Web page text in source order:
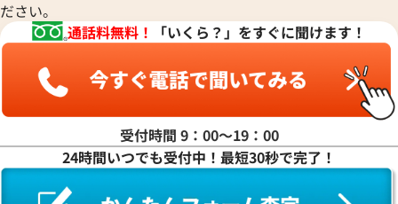
ださい。
通話料無料！
「いくら？」をすぐに聞けます！
受付時間 9：00〜19：00
24時間いつでも受付中！最短30秒で完了！